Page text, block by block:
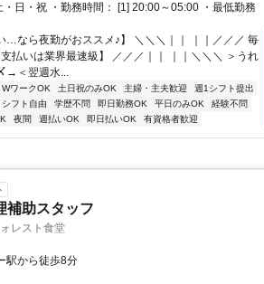
日・祝 ・勤務時間： [1] 20:00～05:00 ・最低勤務
…なら夜勤がおススメ♪】 ＼＼＼｜｜ ｜｜／／／ 毎
払いは業界最速級】 ／／／｜｜ ｜｜＼＼＼ ＞うれ
→＜翌週水...
ワークOK 土日祝のみOK 主婦・主夫歓迎
週1シフト提出
シフト自由 学歴不問 即日勤務OK 平日のみOK
経験不問
夜間 週払いOK 即日払いOK 有資格者歓迎
補助スタッフ
レスト食堂
駅から徒歩8分